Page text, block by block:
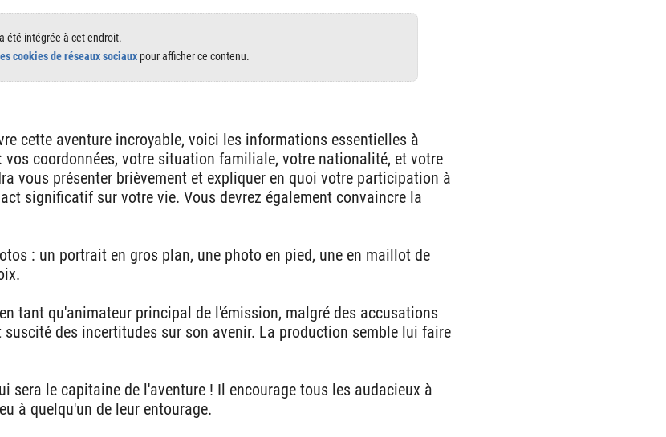
été intégrée à cet endroit.
cookies de réseaux sociaux pour afficher ce contenu.
cette aventure incroyable, voici les informations essentielles à
coordonnées, votre situation familiale, votre nationalité, et votre
vous présenter brièvement et expliquer en quoi votre participation à
significatif sur votre vie. Vous devrez également convaincre la
: un portrait en gros plan, une photo en pied, une en maillot de
tant qu'animateur principal de l'émission, malgré des accusations
des incertitudes sur son avenir. La production semble lui faire
sera le capitaine de l'aventure ! Il encourage tous les audacieux à
à quelqu'un de leur entourage.